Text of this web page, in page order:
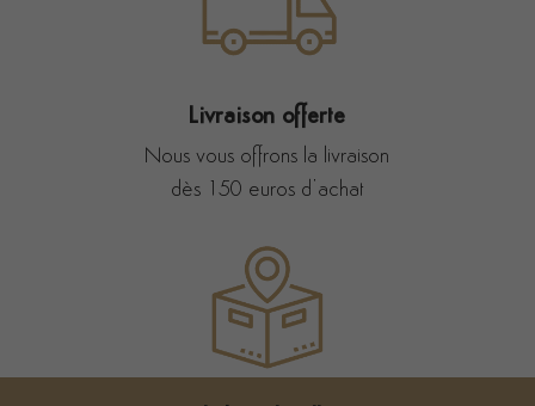
Livraison offerte
Nous vous offrons la livraison
dès 150 euros d’achat